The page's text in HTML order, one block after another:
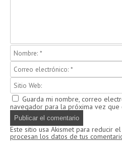
Guarda mi nombre, correo
navegador para la próxima vez que
Este sitio usa Akismet para reducir el
procesan los datos de tus